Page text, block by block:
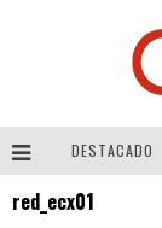
DESTACADO
red_ecx01